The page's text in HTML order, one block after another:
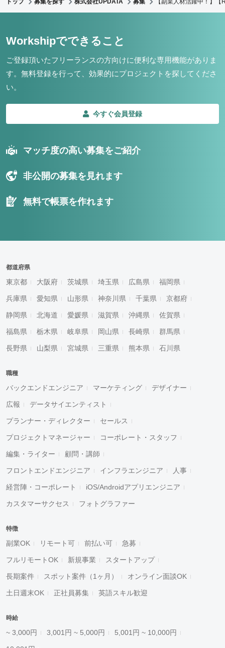
トップ 募集を探す 株式会社UPDATA 募集 【副業人材活躍中！】
Workshipでできること
ご登録頂いたフリーランスの方向けに便利な専用機能がありま
す。 無料登録を行って、効果的にプロジェクトを探してくださ
い。
今すぐ会員登録
マッチ度の高い募集をご紹介
非公開の募集を見れます
無料で帳票を作れます
都道府県
東京都 大阪府 茨城県 埼玉県 広島県 福岡県
兵庫県 愛知県 山形県 神奈川県 千葉県 京都府
静岡県 北海道 愛媛県 滋賀県 沖縄県 佐賀県
福島県 栃木県 岐阜県 岡山県 長崎県 群馬県
長野県 山梨県 宮城県 三重県 熊本県 石川県
職種
バックエンドエンジニア マーケティング デザイナー
広報 データサイエンティスト
プランナー・ディレクター セールス
プロジェクトマネージャー コーポレート・スタッフ
編集・ライター 顧問・講師
フロントエンドエンジニア インフラエンジニア 人事
経営陣・コーポレート iOS/Androidアプリエンジニア
カスタマーサクセス フォトグラファー
特徴
副業OK リモート可 前払い可 急募
フルリモートOK 新規事業 スタートアップ
長期案件 スポット案件（1ヶ月） オンライン面談OK
土日週末OK 正社員募集 英語スキル歓迎
時給
~ 3,000円 3,001円 ~ 5,000円 5,001円 ~ 10,000円